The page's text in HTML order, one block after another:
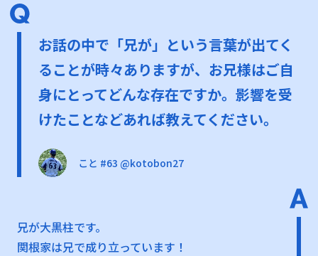
お話の中で「兄が」という言葉が出てく
ることが時々ありますが、お兄様はご自
身にとってどんな存在ですか。影響を受
けたことなどあれば教えてください。
こと #63 @kotobon27
兄が大黒柱です。
関根家は兄で成り立っています！